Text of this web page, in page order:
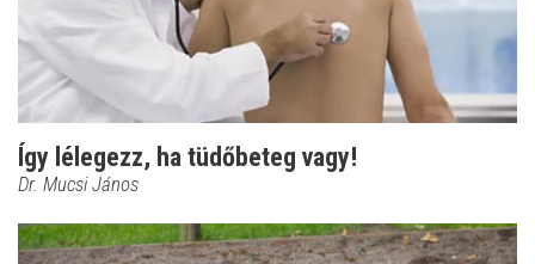
Így lélegezz, ha tüdőbeteg vagy!
Dr. Mucsi János